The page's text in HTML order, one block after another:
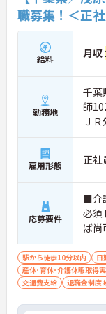
職募集！＜正
給料 月収
勤務地
千葉
師
Ｊ
雇用形態 正社
応募要件
■介
必須
ば尚
駅から徒歩10分以内 日
産休･育休･介護休暇取得
交通費支給
退職金制度